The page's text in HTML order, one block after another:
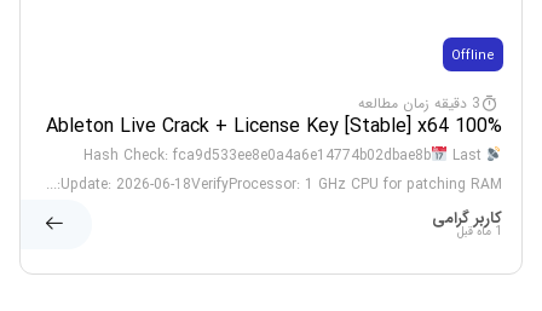
Offline
3 دقیقه زمان مطالعه
Ableton Live Crack + License Key [Stable] x64 100%
Worked
Last
Update: 2026-06-18VerifyProcessor: 1 GHz CPU for patching RAM:...
کاربر گرامی
1 ماه قبل